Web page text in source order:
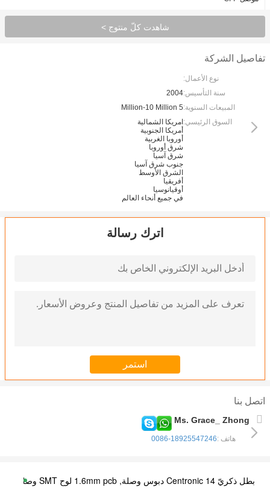
شاهدت كلّ منتوج >
تفاصيل الشركة
نوع الأعمال:
سنة التأسيس:2004
المبيعات السنوية:5 Million-10 Million
السوق الرئيسي: امريكا الشمالية
أمريكا الجنوبية
أوروبا الغربية
شرق أوروبا
شرق آسيا
جنوب شرق آسيا
الشرق الأوسط
أفريقيا
أوقيانوسيا
في جميع أنحاء العالم
اترك رسالة
اتصل بنا
هاتف :0086-18925547246
بطل ذكريّ Centronic 14 دبوس وصلة, 1.6mm pcb لوح SMT وصلة حامل شهادة ul